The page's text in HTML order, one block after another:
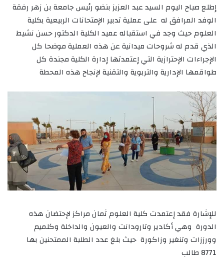
إطلع صباح اليوم السيد عبد العزيز بنضو رئيس جامعة بن زهر رفقة
الوفد المرافق له على عملية تدبير الإمتحانات الربيعية بكلية
العلوم حيث وجد في استقباله عميد الكلية الدكتور حسن نشيط
الذي قدم له شروحات ميدانية عن هذه العملية موضحا كل
الإجراءات الإحترازية التي إعتمدتها إدارة الكلية مجندة كل
طواقمها الإدارية والتربوية والتقنية لإنجاح هذه المحطة
للإشارة فقد إعتمدت كلية العلوم ثمان مراكز لإحتضان هذه
الدورة وهي أكادير وتارودانت والعيون والداخلة وكلميم
وورززات وتنغير وزاكورة حيث بلغ عدد الطلبة الممتحنين بها
8771 طالب